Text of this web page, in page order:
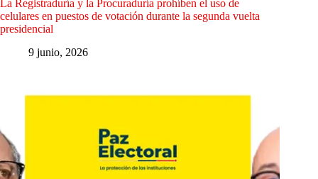
La Registraduría y la Procuraduría prohíben el uso de
celulares en puestos de votación durante la segunda vuelta
presidencial
9 junio, 2026